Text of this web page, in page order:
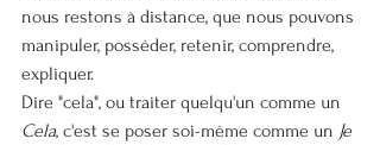
nous restons à distance, que nous pouvons
manipuler, posséder, retenir, comprendre,
expliquer.
Dire "cela", ou traiter quelqu'un comme un
Cela, c'est se poser soi-même comme un Je